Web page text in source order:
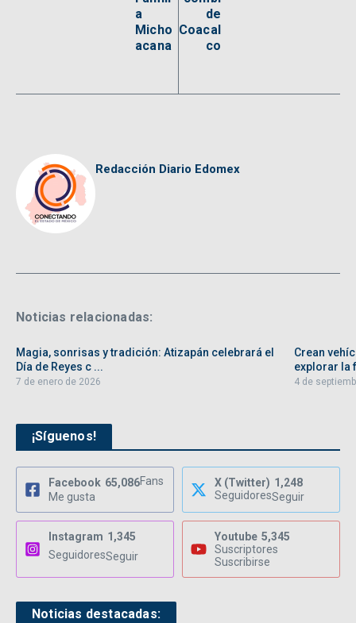
a
Micho
acana
de
Coacal
co
Redacción Diario Edomex
Noticias relacionadas:
Magia, sonrisas y tradición: Atizapán celebrará el
Día de Reyes c ...
7 de enero de 2026
Crean
explorar la
4 de
¡Síguenos!
Facebook 65,086Fans
Me gusta
X (Twitter) 1,248
SeguidoresSeguir
Instagram 1,345
SeguidoresSeguir
Youtube 5,345
Suscriptores
Suscribirse
Noticias destacadas: